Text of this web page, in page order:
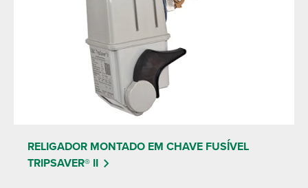
RELIGADOR MONTADO EM CHAVE FUSÍVEL
TRIPSAVER® II